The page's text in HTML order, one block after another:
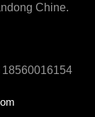
Chine.